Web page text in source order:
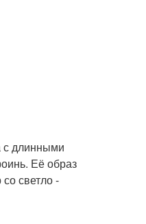
с длинными
Её образ
светло -